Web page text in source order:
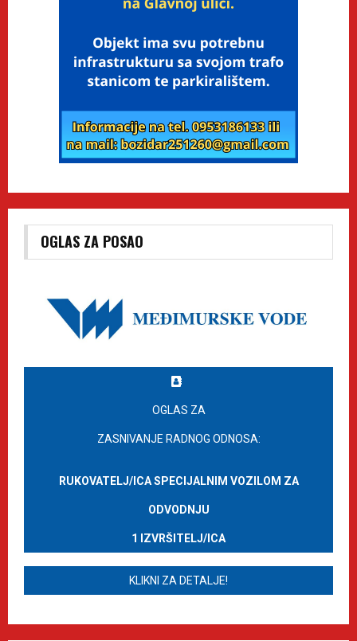
OGLAS ZA POSAO
OGLAS ZA
ZASNIVANJE RADNOG ODNOSA:
RUKOVATELJ/ICA SPECIJALNIM VOZILOM ZA
ODVODNJU
1 IZVRŠITELJ/ICA
KLIKNI ZA DETALJE!